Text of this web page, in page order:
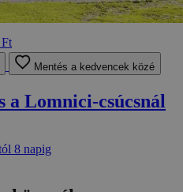
Mentés a kedvencek közé
a Lomnici-csúcsnál
8 napig